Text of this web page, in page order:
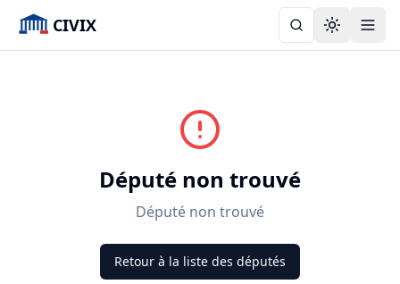
CIVIX Toggle
Député non trouvé
Député non trouvé
Retour à la liste des députés